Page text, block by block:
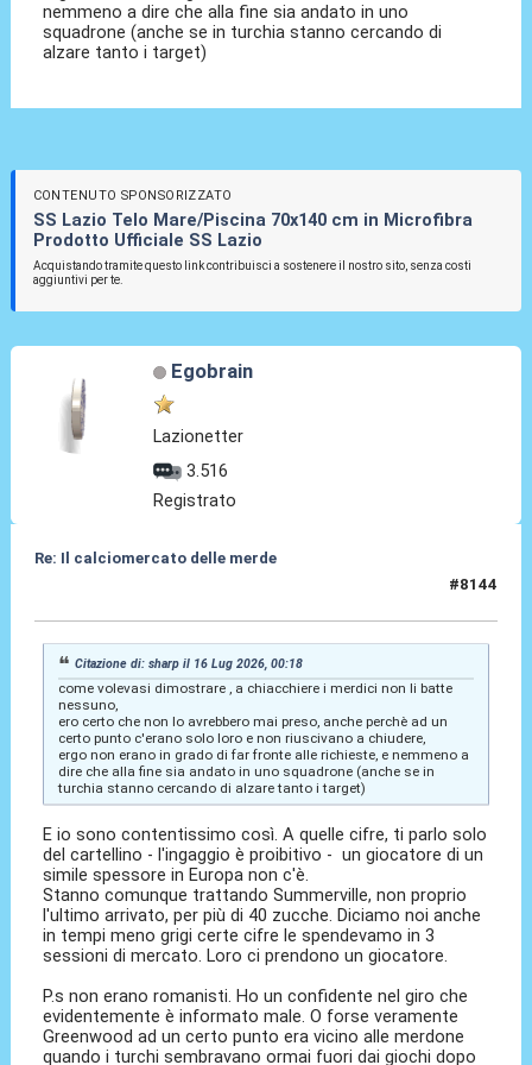
nemmeno a dire che alla fine sia andato in uno
squadrone (anche se in turchia stanno cercando di
alzare tanto i target)
CONTENUTO SPONSORIZZATO
SS Lazio Telo Mare/Piscina 70x140 cm in Microfibra
Prodotto Ufficiale SS Lazio
Acquistando tramite questo link contribuisci a sostenere il nostro sito, senza costi
aggiuntivi per te.
Egobrain
Lazionetter
3.516
Registrato
Re: Il calciomercato delle merde
#8144
Citazione di: sharp il 16 Lug 2026, 00:18
come volevasi dimostrare , a chiacchiere i merdici non li batte
nessuno,
ero certo che non lo avrebbero mai preso, anche perchè ad un
certo punto c'erano solo loro e non riuscivano a chiudere,
ergo non erano in grado di far fronte alle richieste, e nemmeno a
dire che alla fine sia andato in uno squadrone (anche se in
turchia stanno cercando di alzare tanto i target)
E io sono contentissimo così. A quelle cifre, ti parlo solo
del cartellino - l'ingaggio è proibitivo - un giocatore di un
simile spessore in Europa non c'è.
Stanno comunque trattando Summerville, non proprio
l'ultimo arrivato, per più di 40 zucche. Diciamo noi anche
in tempi meno grigi certe cifre le spendevamo in 3
sessioni di mercato. Loro ci prendono un giocatore.
P.s non erano romanisti. Ho un confidente nel giro che
evidentemente è informato male. O forse veramente
Greenwood ad un certo punto era vicino alle merdone
quando i turchi sembravano ormai fuori dai giochi dopo